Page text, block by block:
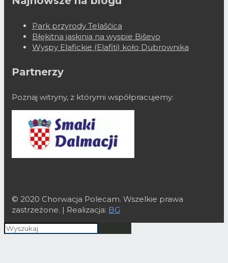
Park przyrody Telašćica
Błękitna jaskinia na wyspie Biševo
Wyspy Elafickie (Elafiti) koło Dubrownika
Partnerzy
Poznaj witryny, z którymi współpracujemy:
© 2020 Chorwacja Polecam. Wszelkie prawa
zastrzeżone. | Realizacja: BG